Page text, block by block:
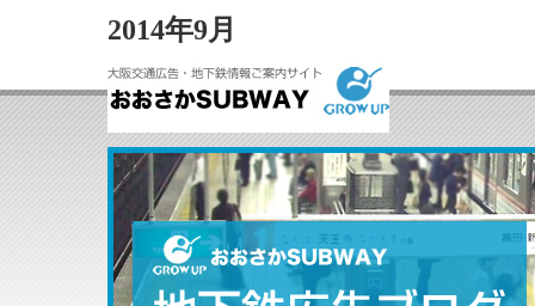
2014年9月